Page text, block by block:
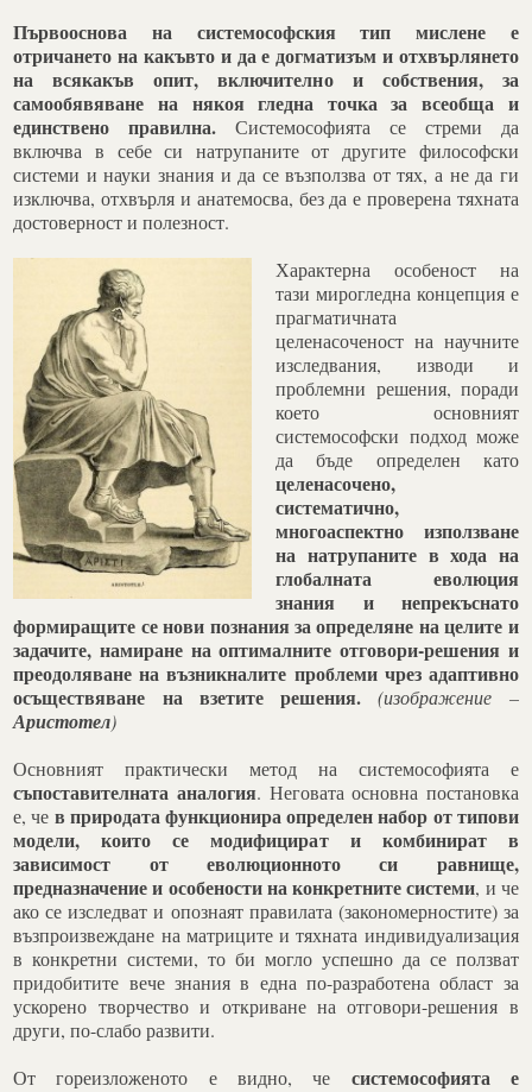
Първооснова на системософския тип мислене е
отричането на какъвто и да е догматизъм и отхвърлянето
на всякакъв опит, включително и собствения, за
самообявяване на някоя гледна точка за всеобща и
единствено правилна. Системософията се стреми да
включва в себе си натрупаните от другите философски
системи и науки знания и да се възползва от тях, а не да ги
изключва, отхвърля и анатемосва, без да е проверена тяхната
достоверност и полезност.
Характерна особеност на
тази мирогледна концепция е
прагматичната
целенасоченост на научните
изследвания, изводи и
проблемни решения, поради
което основният
системософски подход може
да бъде определен като
целенасочено,
систематично,
многоаспектно използване
на натрупаните в хода на
глобалната еволюция
знания и непрекъснато
формиращите се нови познания за определяне на целите и
задачите, намиране на оптималните отговори-решения и
преодоляване на възникналите проблеми чрез адаптивно
осъществяване на взетите решения.(изображение –
Аристотел)
Основният практически метод на системософията е
съпоставителната аналогия. Неговата основна постановка
е, че в природата функционира определен набор от типови
модели, които се модифицират и комбинират в
зависимост от еволюционното си равнище,
предназначение и особености на конкретните системи, и че
ако се изследват и опознаят правилата (закономерностите) за
възпроизвеждане на матриците и тяхната индивидуализация
в конкретни системи, то би могло успешно да се ползват
придобитите вече знания в една по-разработена област за
ускорено творчество и откриване на отговори-решения в
други, по-слабо развити.
От гореизложеното е видно, че системософията е